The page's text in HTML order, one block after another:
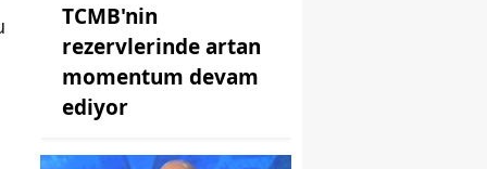
TCMB'nin
rezervlerinde artan
momentum devam
ediyor